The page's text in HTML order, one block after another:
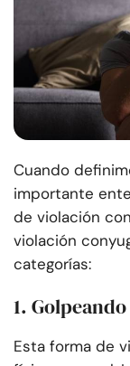
Cuando
importante
de violación
violación
categorías:
1.
Esta forma de